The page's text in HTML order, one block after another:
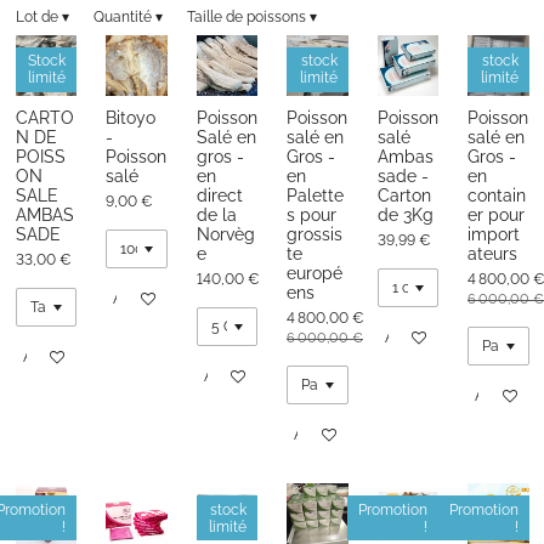
Lot de ▾ Quantité ▾ Taille de poissons ▾
Stock
limité
CARTO
N DE
POISS
ON
SALE
AMBAS
SADE
33,00 €
Ajouter au panier
Bitoyo
-
Poisson
salé
9,00 €
Ajouter au panier
Poisson
Salé en
gros -
en
direct
de la
Norvèg
e
140,00 €
Ajouter au panier
stock
limité
Poisson
salé en
Gros -
en
Palette
s pour
grossis
te
europé
ens
4 800,00 €
6 000,00 €
Ajouter au panier
Poisson
salé
Ambas
sade -
Carton
de 3Kg
39,99 €
Ajouter au panier
stock
limité
Poisson
salé en
Gros -
en
contain
er pour
import
ateurs
4 800,00 €
6 000,00 €
Ajouter
!
stock
limité
Promotion
!
Promotion
!